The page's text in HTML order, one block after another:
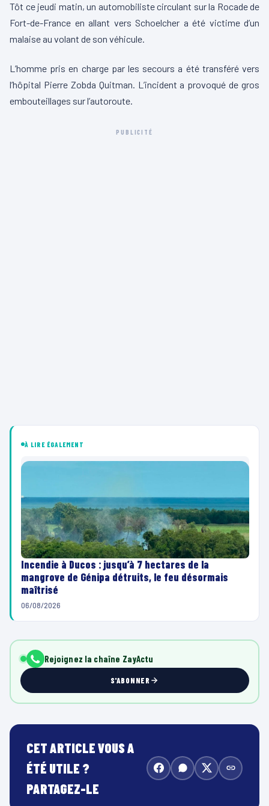
Tôt ce jeudi matin, un automobiliste circulant sur la Rocade de
Fort-de-France en allant vers Schoelcher a été victime d’un
malaise au volant de son véhicule.
L’homme pris en charge par les secours a été transféré vers
l’hôpital Pierre Zobda Quitman. L’incident a provoqué de gros
embouteillages sur l’autoroute.
PUBLICITÉ
À LIRE ÉGALEMENT
Incendie à Ducos : jusqu’à 7 hectares de la
mangrove de Génipa détruits, le feu désormais
maîtrisé
06/08/2026
Rejoignez la chaîne ZayActu
S'ABONNER
CET ARTICLE VOUS A
ÉTÉ UTILE ?
PARTAGEZ-LE